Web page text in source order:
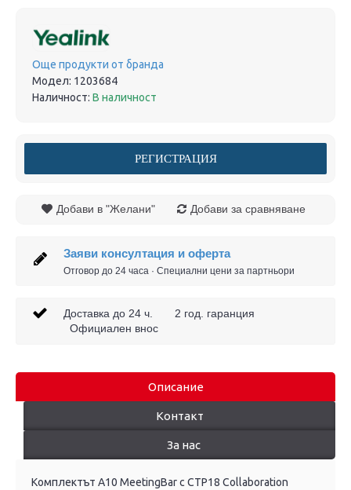
Още продукти от бранда
Модел: 1203684
Наличност: В наличност
РЕГИСТРАЦИЯ
Добави в "Желани" Добави за сравняване
Заяви консултация и оферта
Отговор до 24 часа · Специални цени за партньори
Доставка до 24 ч. 2 год. гаранция
Официален внос
Описание
Контакт
За нас
Комплектът A10 MeetingBar с CTP18 Collaboration